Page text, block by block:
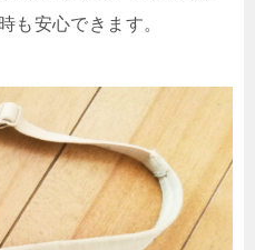
も安心できます。